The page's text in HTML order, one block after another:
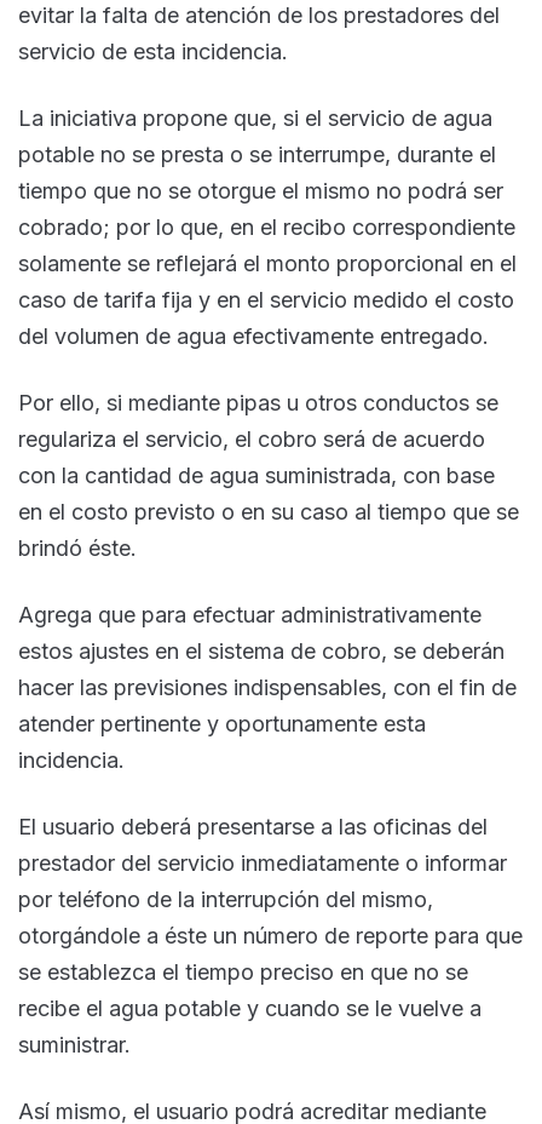
evitar la falta de atención de los prestadores del
servicio de esta incidencia.
La iniciativa propone que, si el servicio de agua
potable no se presta o se interrumpe, durante el
tiempo que no se otorgue el mismo no podrá ser
cobrado; por lo que, en el recibo correspondiente
solamente se reflejará el monto proporcional en el
caso de tarifa fija y en el servicio medido el costo
del volumen de agua efectivamente entregado.
Por ello, si mediante pipas u otros conductos se
regulariza el servicio, el cobro será de acuerdo
con la cantidad de agua suministrada, con base
en el costo previsto o en su caso al tiempo que se
brindó éste.
Agrega que para efectuar administrativamente
estos ajustes en el sistema de cobro, se deberán
hacer las previsiones indispensables, con el fin de
atender pertinente y oportunamente esta
incidencia.
El usuario deberá presentarse a las oficinas del
prestador del servicio inmediatamente o informar
por teléfono de la interrupción del mismo,
otorgándole a éste un número de reporte para que
se establezca el tiempo preciso en que no se
recibe el agua potable y cuando se le vuelve a
suministrar.
Así mismo, el usuario podrá acreditar mediante